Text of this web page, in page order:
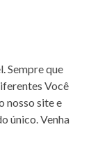
Sempre que
Você
nosso site e
único. Venha